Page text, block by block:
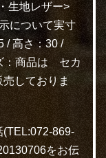
生地レザー>
について実寸
/ 高さ：30 /
：商品は セカ
しておりま
869-
をお伝